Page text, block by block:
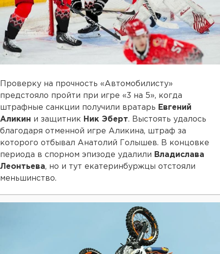
Проверку на прочность «Автомобилисту»
предстояло пройти при игре «3 на 5», когда
штрафные санкции получили вратарь Евгений
Аликин и защитник Ник Эберт. Выстоять удалось
благодаря отменной игре Аликина, штраф за
которого отбывал Анатолий Голышев. В концовке
периода в спорном эпизоде удалили Владислава
Леонтьева, но и тут екатеринбуржцы отстояли
меньшинство.